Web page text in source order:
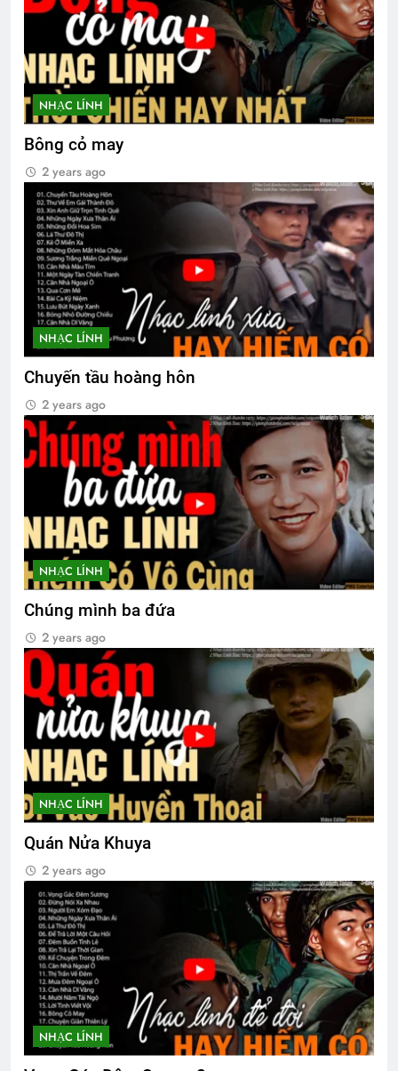
3 Years Ago
TVBQGVN video collections
3 Years Ago
3 Years Ago
CSVSQ Cao Văn Tài K25
3 Years Ago
Thiên Thần Mũ Đỏ
2 Years Ago
NHẠC LÍNH
Bông cỏ may
2 years ago
NHẠC LÍNH
Chuyến tầu hoàng hôn
2 years ago
NHẠC LÍNH
Chúng mình ba đứa
2 years ago
NHẠC LÍNH
Quán Nửa Khuya
2 years ago
NHẠC LÍNH